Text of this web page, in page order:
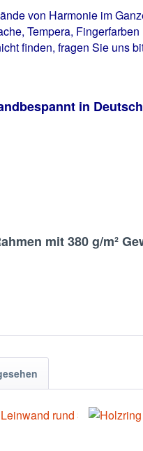
von Harmonie im
Tempera, Fingerfarben
finden, fragen Sie uns
in
mit 380 g/m²